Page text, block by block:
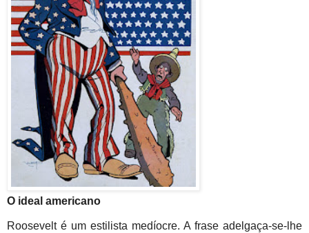
O ideal americano
Roosevelt é um estilista medíocre. A frase adelgaça-se-lhe